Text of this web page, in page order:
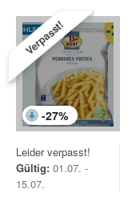
Verpasst!
-27%
Leider verpasst!
Gültig: 01.07. -
15.07.